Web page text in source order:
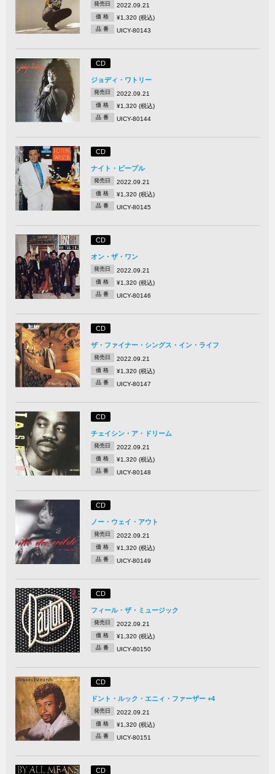
発売日 2022.09.21
価 格 ¥1,320 (税込)
品 番 UICY-80143
CD
ジョディ・ワトリー
発売日 2022.09.21
価 格 ¥1,320 (税込)
品 番 UICY-80144
CD
ナイト・ピープル
発売日 2022.09.21
価 格 ¥1,320 (税込)
品 番 UICY-80145
CD
オン・ザ・ワン
発売日 2022.09.21
価 格 ¥1,320 (税込)
品 番 UICY-80146
CD
ザ・ファイナー・シングス・イン・ライフ
発売日 2022.09.21
価 格 ¥1,320 (税込)
品 番 UICY-80147
CD
チェイシン・ア・ドリーム
発売日 2022.09.21
価 格 ¥1,320 (税込)
品 番 UICY-80148
CD
ノー・ウェイ・アウト
発売日 2022.09.21
価 格 ¥1,320 (税込)
品 番 UICY-80149
CD
フィール・ザ・ミュージック
発売日 2022.09.21
価 格 ¥1,320 (税込)
品 番 UICY-80150
CD
ドント・ルック・エニィ・ファーザー +4
発売日 2022.09.21
価 格 ¥1,320 (税込)
品 番 UICY-80151
CD